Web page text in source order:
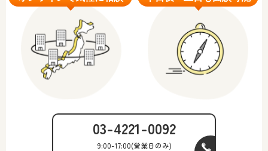
03-4221-0092
9:00-17:00(営業日のみ)